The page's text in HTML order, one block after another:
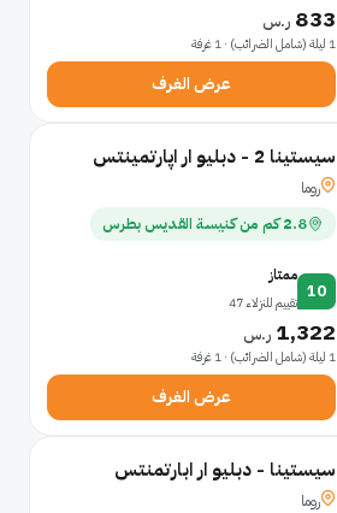
833 ر.س
1 ليلة (شامل الضرائب) · 1 غرفة
عرض الغرف
سيستينا 2 - دبليو ار اپارتمينتس
روما
2.8 كم من كنيسة القديس بطرس
10
ممتاز
تقييم للنزلاء 47
1,322 ر.س
1 ليلة (شامل الضرائب) · 1 غرفة
عرض الغرف
سيستينا - دبليو ار ابارتمنتس
روما